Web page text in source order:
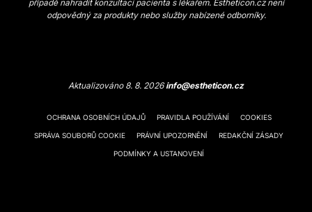
případě nahradit konzultaci pacienta s lékařem. Estheticon.cz není
odpovědný za produkty nebo služby nabízené odborníky.
Aktualizováno 8. 8. 2026info@estheticon.cz
OCHRANA OSOBNÍCH ÚDAJŮ PRAVIDLA POUŽÍVÁNÍ COOKIES
SPRÁVA SOUBORŮ COOKIE PRÁVNÍ UPOZORNĚNÍ REDAKČNÍ ZÁSADY
PODMÍNKY A USTANOVENÍ